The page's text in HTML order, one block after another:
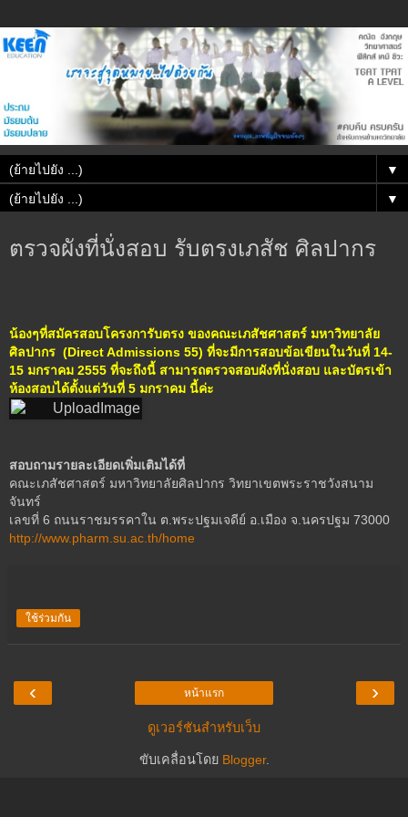
▼
▼
ตรวจผังที่นั่งสอบ รับตรงเภสัช ศิลปากร
น้องๆที่สมัครสอบโครงการับตรง ของคณะเภสัชศาสตร์ มหาวิทยาลัย
ศิลปากร (Direct Admissions 55) ที่จะมีการสอบข้อเขียนในวันที่ 14-
15 มกราคม 2555 ที่จะถึงนี้ สามารถตรวจสอบผังที่นั่งสอบ และบัตรเข้า
ห้องสอบได้ตั้งแต่วันที่ 5 มกราคม นี้ค่ะ
สอบถามรายละเอียดเพิ่มเติมได้ที่
คณะเภสัชศาสตร์ มหาวิทยาลัยศิลปากร วิทยาเขตพระราชวังสนาม
จันทร์
เลขที่ 6 ถนนราชมรรคาใน ต.พระปฐมเจดีย์ อ.เมือง จ.นครปฐม 73000
http://www.pharm.su.ac.th/home
ใช้ร่วมกัน
‹ ›
หน้าแรก
ดูเวอร์ชันสำหรับเว็บ
ขับเคลื่อนโดย Blogger.